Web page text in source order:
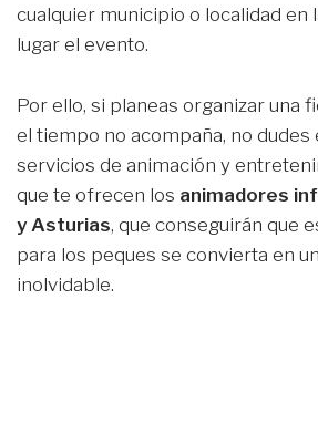
cualquier municipio o localidad en
lugar el evento.
Por ello, si planeas organizar una
el tiempo no acompaña, no dudes
servicios de animación y
que te ofrecen los animadores
y Asturias, que conseguirán que
para los peques se convierta en
inolvidable.